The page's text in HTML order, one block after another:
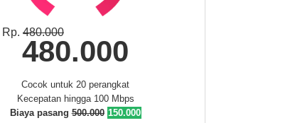
Rp. 480.000
480.000
Cocok untuk 20 perangkat
Kecepatan hingga 100 Mbps
Biaya pasang500.000 150.000